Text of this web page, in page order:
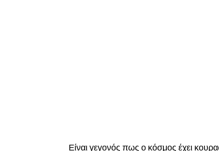
Είναι γεγονός πως ο κόσμος έχει